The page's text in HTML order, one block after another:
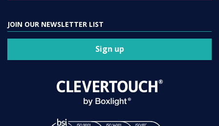
JOIN OUR NEWSLETTER LIST
Sign up